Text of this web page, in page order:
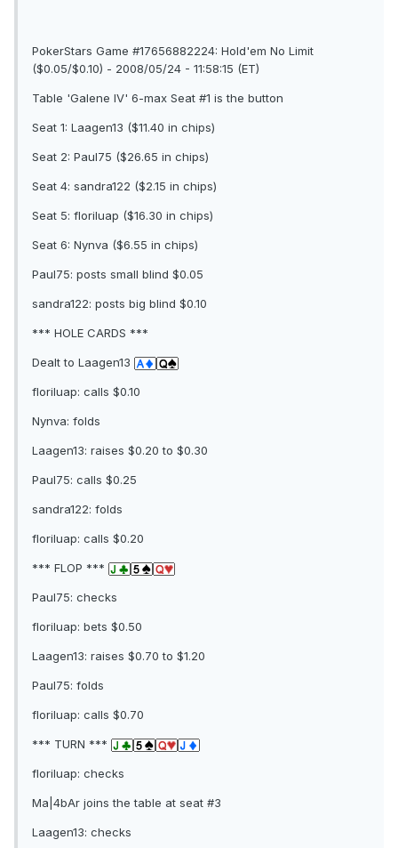
PokerStars Game #17656882224: Hold'em No Limit
($0.05/$0.10) - 2008/05/24 - 11:58:15 (ET)
Table 'Galene IV' 6-max Seat #1 is the button
Seat 1: Laagen13 ($11.40 in chips)
Seat 2: Paul75 ($26.65 in chips)
Seat 4: sandra122 ($2.15 in chips)
Seat 5: floriluap ($16.30 in chips)
Seat 6: Nynva ($6.55 in chips)
Paul75: posts small blind $0.05
sandra122: posts big blind $0.10
*** HOLE CARDS ***
Dealt to Laagen13
floriluap: calls $0.10
Nynva: folds
Laagen13: raises $0.20 to $0.30
Paul75: calls $0.25
sandra122: folds
floriluap: calls $0.20
*** FLOP ***
Paul75: checks
floriluap: bets $0.50
Laagen13: raises $0.70 to $1.20
Paul75: folds
floriluap: calls $0.70
*** TURN ***
floriluap: checks
Ma|4bAr joins the table at seat #3
Laagen13: checks